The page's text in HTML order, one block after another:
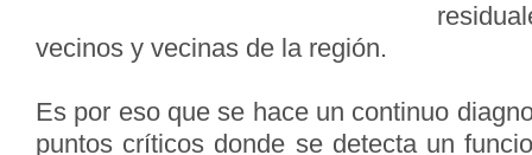
vecinos y vecinas de la región.
Es por eso que se hace un continuo
puntos críticos donde se detecta un